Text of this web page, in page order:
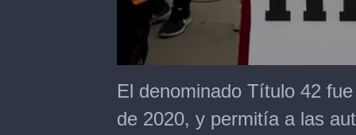
of
2
22
El denominado Título 42
de 2020, y permitía a las